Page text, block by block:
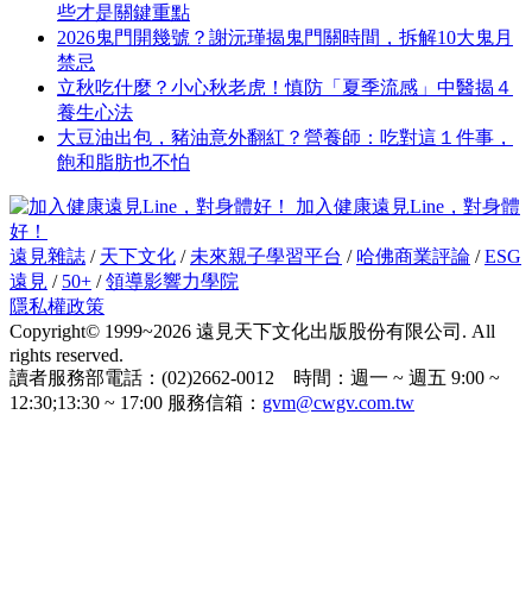
些才是關鍵重點
2026鬼門開幾號？謝沅瑾揭鬼門關時間，拆解10大鬼月
禁忌
立秋吃什麼？小心秋老虎！慎防「夏季流感」中醫揭４
養生心法
大豆油出包，豬油意外翻紅？營養師：吃對這１件事，
飽和脂肪也不怕
加入健康遠見Line，對身體
好！
遠見雜誌 / 天下文化 / 未來親子學習平台 / 哈佛商業評論 /ESG
遠見 / 50+ /領導影響力學院
隱私權政策
Copyright© 1999~2026 遠見天下文化出版股份有限公司. All
rights reserved.
讀者服務部電話：(02)2662-0012 時間：週一 ~ 週五 9:00 ~
12:30;13:30 ~ 17:00 服務信箱： gvm@cwgv.com.tw